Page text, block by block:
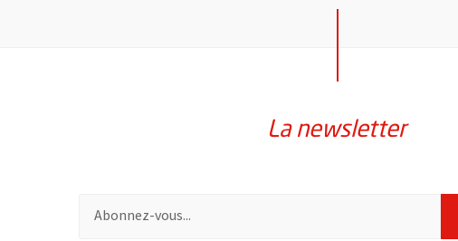
La newsletter
Pour vous inscrire à la lettre d'information de la ville